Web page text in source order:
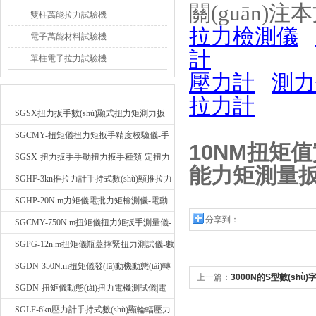
雙柱萬能拉力試驗機
電子萬能材料試驗機
單柱電子拉力試驗機
SGSX扭力扳手數(shù)顯式扭力矩測力扳
手|手動定扭矩檢測扳手
SGCMY-扭矩儀扭力矩扳手精度校驗儀-手
動扳子扭矩校準儀
SGSX-扭力扳手手動扭力扳手種類-定扭力
矩檢測扳手價格
SGHF-3kn推拉力計手持式數(shù)顯推拉力
計-記憶數(shù)據(jù)拉壓力測力計
SGHP-20N.m力矩儀電批力矩檢測儀-電動
螺絲批扭力矩測試儀
SGCMY-750N.m扭矩儀扭力矩扳手測量儀-
校準扳手扭力精度測試儀
SGPG-12n.m扭矩儀瓶蓋擰緊扭力測試儀-數
(shù)顯式瓶蓋扭力矩儀
SGDN-350N.m扭矩儀發(fā)動機動態(tài)轉
(zhuǎn)矩測試儀-動態(tài)電機扭矩測量儀
SGDN-扭矩儀動態(tài)扭力電機測試儀|電
機運轉(zhuǎn)摩擦力扭矩儀
SGLF-6kn壓力計手持式數(shù)顯輪輻壓力
關(guān)注
拉力檢測儀
計
壓力計
測
拉力計
10NM扭矩
能力矩測量
分享到：
上一篇： 3000N的S型數(shù)